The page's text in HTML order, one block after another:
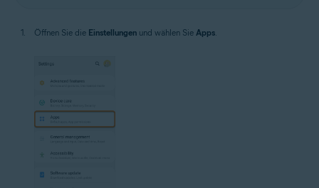
Öffnen Sie die Einstellungen und wählen Sie Apps